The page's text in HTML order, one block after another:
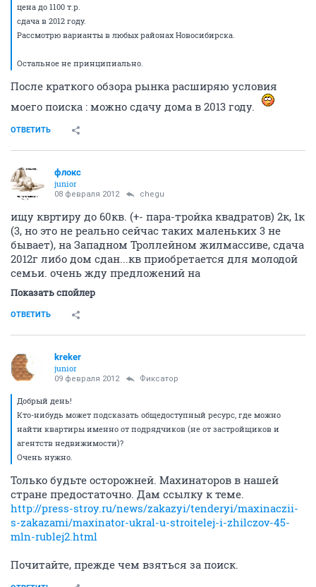
цена до 1100 т.р.
сдача в 2012 году.
Рассмотрю варианты в любых районах Новосибирска.
Остальное не принципиально.
После краткого обзора рынка расширяю условия
моего поиска : можно сдачу дома в 2013 году.
ОТВЕТИТЬ
флокс
junior
08 февраля 2012 chegu
ищу квртиру до 60кв. (+- пара-тройка квадратов) 2к, 1к
(3, но это не реально сейчас таких маленьких 3 не
бывает), на Западном Троллейном жилмассиве, сдача
2012г либо дом сдан...кв приобретается для молодой
семьи. очень жду предложений на
Показать спойлер
ОТВЕТИТЬ
kreker
junior
09 февраля 2012 Фиксатоp
Добрый день!
Кто-нибудь может подсказать общедоступный ресурс, где можно
найти квартиры именно от подрядчиков (не от застройщиков и
агентств недвижимости)?
Очень нужно.
Только будьте осторожней. Махинаторов в нашей
стране предостаточно. Дам ссылку к теме.
http://press-stroy.ru/news/zakazyi/tenderyi/maxinaczii-
s-zakazami/maxinator-ukral-u-stroitelej-i-zhilczov-45-
mln-rublej2.html
Почитайте, прежде чем взяться за поиск.